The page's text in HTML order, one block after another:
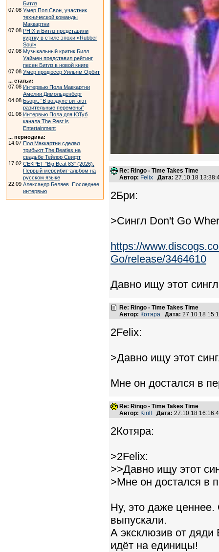
Битлз
07.08 Умер Пол Свон, участник
технической команды
Маккартни
07.08 PHIX и Битлз представили
куртку в стиле эпохи «Rubber
Soul»
07.08 Музыкальный критик Билл
Уаймен представил рейтинг
песен Битлз в новой книге
07.08 Умер продюсер Уильям Орбит
... статьи:
07.08 Интервью Пола Маккартни
Амелии Димольденберг
04.08 Бьорк: “В воздухе витают
разительные перемены”
01.08 Интервью Пола для ЮТуб
канала The Rest is
Entertainment
... периодика:
14.07 Пол Маккартни сделал
трибьют The Beatles на
свадьбе Тейлор Свифт
17.02 СЕКРЕТ "Big Beat 83" (2026).
Первый мерсибит-альбом на
русском языке
22.09 Александр Беляев. Последнее
интервью
Re: Ringo - Time Takes Time
Автор: Felix Дата: 27.10.18
2Бри:
>Сингл Don't Go
https://
Go/release/3464610
Давно ищу этот
Re: Ringo - Time Takes Time
Автор: Котяра Дата: 27.10.18
2Felix:
>Давно ищу этот
Мне он достался в
Re: Ringo - Time Takes Time
Автор: Kirill Дата: 27.10.18
2Котяра:
>2Felix:
>>Давно ищу этот
>Мне он достался в
Ну, это даже
выпускали.
А эксклюзив от дяди
идёт на единицы!